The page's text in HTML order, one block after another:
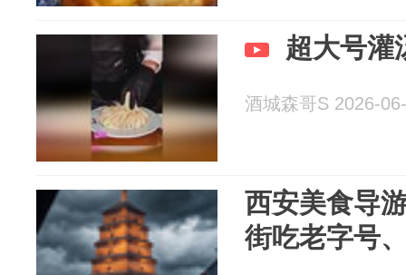
超大号灌
酒城森哥S 2026-
西安美食导
街吃老字号